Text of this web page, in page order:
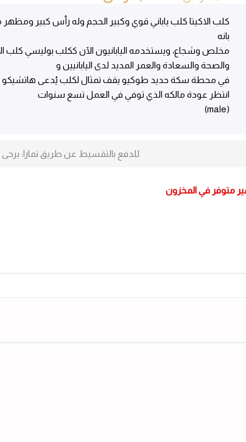
هو:
هو:
كلب الاكيتا كلب ياباني قوي وكبير الحجم وله رأس كبير ومظهر
بانه
مخلص وشجاع، ويستخدمه اليابانيون الآن ككلب بوليسي كلب
والصحة والسعادة والعمر المديد لدى اليابانيين و
في محطة سكة حديد طوكيو يقف تمثال لكلب يُدعى هاتشيكو
انتظر عودة مالكه الذي توفي في العمل تسع سنوات
(male)
للدفع بالتقسيط عن طريق تمارا:
متوفر في المخزون